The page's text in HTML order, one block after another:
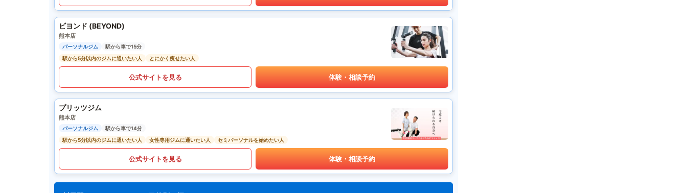
ビヨンド (BEYOND)
熊本店
パーソナルジム
駅から車で15分
駅から5分以内のジムに通いたい人
とにかく痩せたい人
公式サイトを見る 体験・相談予約
プリッツジム
熊本店
パーソナルジム
駅から車で14分
駅から5分以内のジムに通いたい人
女性専用ジムに通いたい人 セミパーソナルを始めたい人
公式サイトを見る 体験・相談予約